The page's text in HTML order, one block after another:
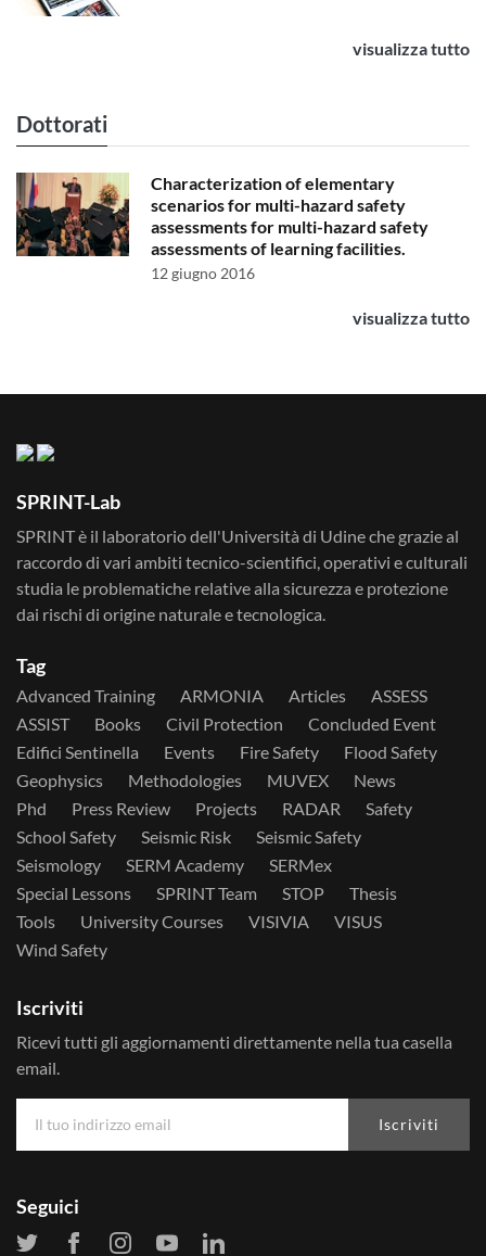
visualizza tutto
Dottorati
Characterization of elementary
scenarios for multi-hazard safety
assessments for multi-hazard safety
assessments of learning facilities.
12 giugno 2016
visualizza tutto
SPRINT-Lab
SPRINT è il laboratorio dell'Università di Udine che grazie al
raccordo di vari ambiti tecnico-scientifici, operativi e culturali
studia le problematiche relative alla sicurezza e protezione
dai rischi di origine naturale e tecnologica.
Tag
Advanced Training ARMONIA Articles
ASSESS
ASSIST
Books Civil Protection
Concluded Event
Edifici Sentinella
Events Fire Safety
Flood Safety
Geophysics
Methodologies MUVEX
News
Phd
Press Review Projects RADAR
Safety
School Safety
Seismic Risk
Seismic Safety
Seismology
SERM Academy
SERMex
Special Lessons
SPRINT Team STOP
Thesis
Tools
University Courses VISIVIA
VISUS
Wind Safety
Iscriviti
Ricevi tutti gli aggiornamenti direttamente nella tua casella
email.
Iscriviti
Seguici